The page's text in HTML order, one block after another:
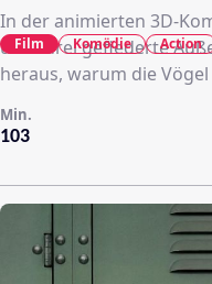
In der animierten 3D-
über drei gefiederte
heraus, warum die
103
Min.
Film Komödie Action